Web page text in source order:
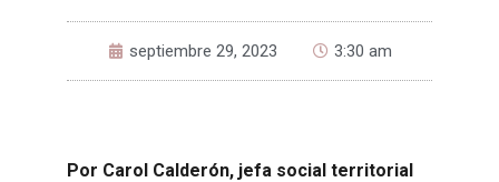
septiembre 29, 2023 3:30 am
Por Carol Calderón, jefa social territorial